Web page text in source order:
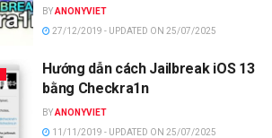
BYANONYVIET
27/12/2019 - UPDATED ON 25/07/2025
Hướng dẫn cách Jailbreak iOS 13
bằng Checkra1n
BYANONYVIET
11/11/2019 - UPDATED ON 25/07/2025